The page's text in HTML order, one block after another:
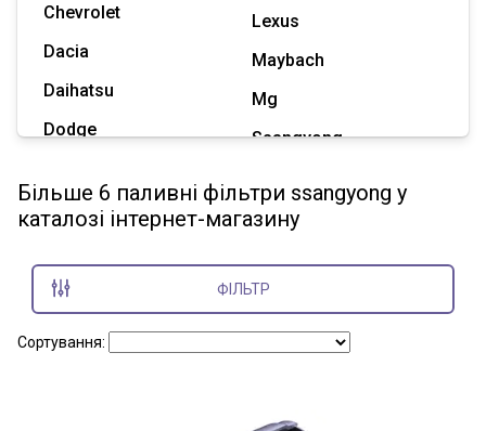
Chevrolet
Dacia
Daihatsu
Dodge
Great Wall
Hummer
Lexus
Maybach
Mg
Ssangyong
Tesla
Показати всі марки
Більше 6 паливні фільтри ssangyong у
каталозі інтернет-магазину
ФІЛЬТР
Сортування: